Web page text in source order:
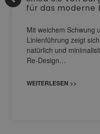
für das moderne
Mit weichem Schwung
Linienführung zeigt
natürlich und
Re-Design…
WEITERLESEN >>